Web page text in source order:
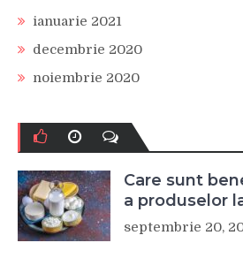
ianuarie 2021
decembrie 2020
noiembrie 2020
Care sunt
a produselor
septembrie 20,